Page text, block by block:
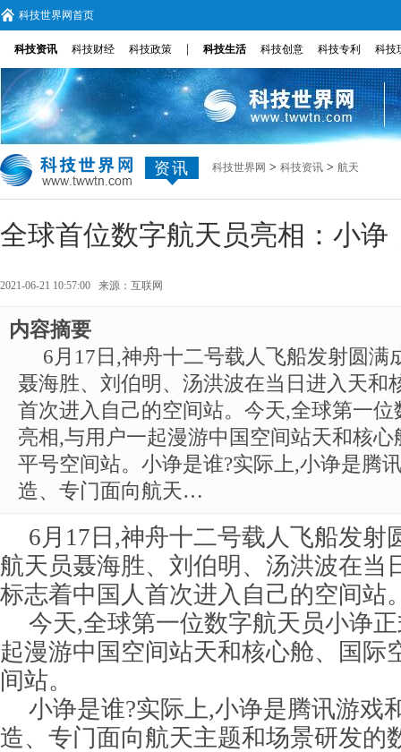
科技世界网首页
科技资讯 科技财经 科技政策 科技生活 科技创意 科技专利 科技
资讯 科技世界网 > 科技资讯 > 航天
全球首位数字航天员亮相：小诤
2021-06-21 10:57:00 来源： 互联网
内容摘要
6月17日,神舟十二号载人飞船发射圆满
聂海胜、刘伯明、汤洪波在当日进入天和
首次进入自己的空间站。今天,全球第一
亮相,与用户一起漫游中国空间站天和核
平号空间站。小诤是谁?实际上,小诤是腾
造、专门面向航天…
6月17日,神舟十二号载人飞船发射
航天员聂海胜、刘伯明、汤洪波在当
标志着中国人首次进入自己的空间站
今天,全球第一位数字航天员小诤
起漫游中国空间站天和核心舱、国际
间站。
小诤是谁?实际上,小诤是腾讯游戏
造、专门面向航天主题和场景研发的